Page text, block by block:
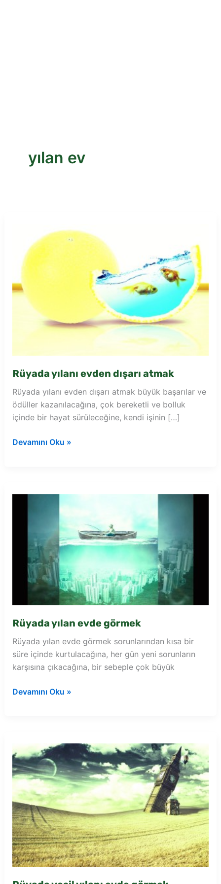
yılan ev
Rüyada yılanı evden dışarı atmak
Rüyada yılanı evden dışarı atmak büyük başarılar ve
ödüller kazanılacağına, çok bereketli ve bolluk
içinde bir hayat sürüleceğine, kendi işinin […]
Rüyada
atmak
Devamını Oku »
Rüyada yılan evde görmek
Rüyada yılan evde görmek sorunlarından kısa bir
süre içinde kurtulacağına, her gün yeni sorunların
karşısına çıkacağına, bir sebeple çok büyük
Rüyada
Devamını Oku »